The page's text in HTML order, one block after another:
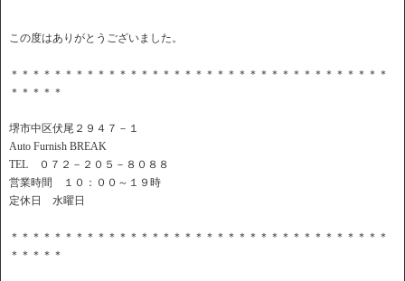
この度はありがとうございました。
＊＊＊＊＊＊＊＊＊＊＊＊＊＊＊＊＊＊＊＊＊＊＊＊＊＊＊＊＊＊＊＊＊＊＊
＊＊＊＊＊
堺市中区伏尾２９４７－１
Auto Furnish BREAK
TEL ０７２－２０５－８０８８
営業時間 １０：００～１９時
定休日 水曜日
＊＊＊＊＊＊＊＊＊＊＊＊＊＊＊＊＊＊＊＊＊＊＊＊＊＊＊＊＊＊＊＊＊＊＊
＊＊＊＊＊